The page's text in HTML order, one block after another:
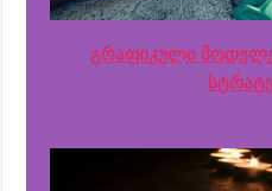
გრაფიკული